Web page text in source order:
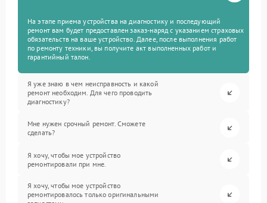
На этапе приема устройства на диагностику и последующий
ремонт вам будет предоставлен заказ-наряд с указанием страховых
обязательств на ваше устройство. Далее, после выполнения работ
по ремонту техники, вы получите акт выполненных работ и
гарантийный талон.
Я уже знаю в чем неисправность и какой
ремонт необходим. Для чего проводить
диагностику?
Мне нужен срочный ремонт. Сможете
сделать?
Я хочу, чтобы мое устройство
ремонтировали при мне.
Я хочу, чтобы мое устройство
ремонтировалось только оригинальными